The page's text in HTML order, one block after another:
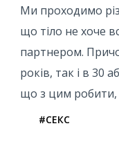
Ми проходимо
що тіло не хоче
партнером.
років, так і в 30
що з цим робити,
#СЕКС